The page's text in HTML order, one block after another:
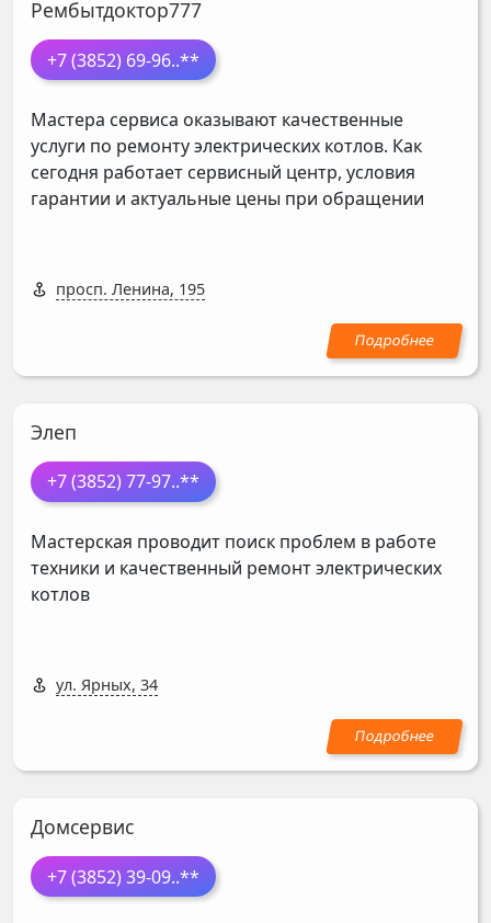
Рембытдоктор777
+7 (3852) 69-96..**
Мастера сервиса оказывают качественные
услуги по ремонту электрических котлов. Как
сегодня работает сервисный центр, условия
гарантии и актуальные цены при обращении
просп. Ленина, 195
Элеп
+7 (3852) 77-97..**
Мастерская проводит поиск проблем в работе
техники и качественный ремонт электрических
котлов
ул. Ярных, 34
Домсервис
+7 (3852) 39-09..**